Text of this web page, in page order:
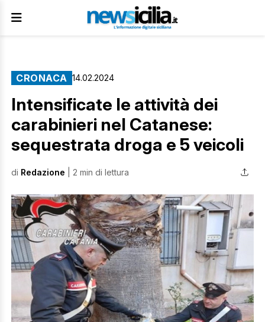
CRONACA 14.02.2024
Intensificate le attività dei
carabinieri nel Catanese:
sequestrata droga e 5 veicoli
di Redazione | 2 min di lettura